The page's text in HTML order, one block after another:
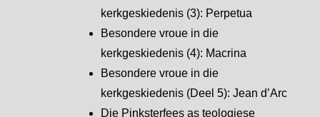
kerkgeskiedenis (3): Perpetua
Besondere vroue in die
kerkgeskiedenis (4): Macrina
Besondere vroue in die
kerkgeskiedenis (Deel 5): Jean d’Arc
Die Pinksterfees as teologiese